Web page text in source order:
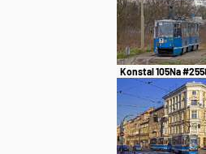
Konstal 105Na